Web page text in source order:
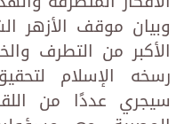
وبيان موقف الأزهر
الأكبر من التطرف
رسخه الإسلام
سيجري عددًا من